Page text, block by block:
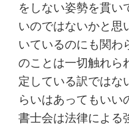
をしない姿勢を貫い
いのではないかと思
いているのにも関わ
のことは一切触れら
定している訳ではな
らいはあってもいい
書士会は法律による